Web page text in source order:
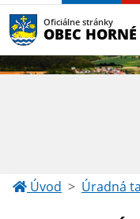
Oficiálne stránky
OBEC
Úvod Úradná